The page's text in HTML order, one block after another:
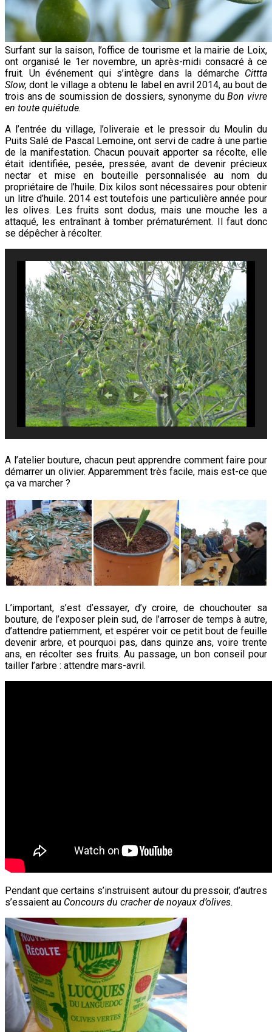
Surfant sur la saison, l’office de tourisme et la mairie de Loix,
ont organisé le 1er novembre, un après-midi consacré à ce
fruit. Un événement qui s’intègre dans la démarche Cittta
Slow,dont le village a obtenu le label en avril 2014, au bout de
trois ans de soumission de dossiers, synonyme duBon vivre
en toute quiétude.
A l’entrée du village, l’oliveraie et le pressoir du Moulin du
Puits Salé de Pascal Lemoine, ont servi de cadre à une partie
de la manifestation. Chacun pouvait apporter sa récolte, elle
était identifiée, pesée, pressée, avant de devenir précieux
nectar et mise en bouteille personnalisée au nom du
propriétaire de l’huile. Dix kilos sont nécessaires pour obtenir
un litre d’huile. 2014 est toutefois une particulière année pour
les olives. Les fruits sont dodus, mais une mouche les a
attaqué, les entraînant à tomber prématurément. Il faut donc
se dépêcher à récolter.
A l’atelier bouture, chacun peut apprendre comment faire pour
démarrer un olivier. Apparemment très facile, mais est-ce que
ça va marcher ?
L’important, s’est d’essayer, d’y croire, de chouchouter sa
bouture, de l’exposer plein sud, de l’arroser de temps à autre,
d’attendre patiemment, et espérer voir ce petit bout de feuille
devenir arbre, et pourquoi pas, dans quinze ans, voire trente
ans, en récolter ses fruits. Au passage, un bon conseil pour
tailler l’arbre : attendre mars-avril.
Pendant que certains s’instruisent autour du pressoir, d’autres
s’essaient au Concours du cracher de noyaux d’olives.